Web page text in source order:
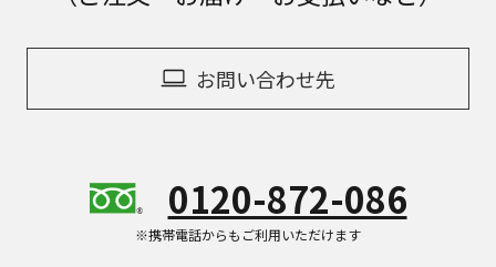
お問い合わせ先
0120-872-086
※携帯電話からもご利用いただけます